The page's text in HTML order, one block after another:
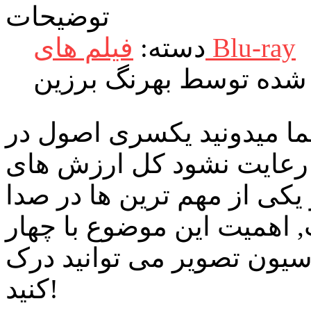
توضیحات
دسته: فیلم های Blu-ray
شده توسط بهرنگ برزین
میدونید یکسری اصول در
رعایت نشود کل ارزش های
از مهم ترین ها در صدا
اهمیت این موضوع با چهار
تصویر می توانید درک
کنید!